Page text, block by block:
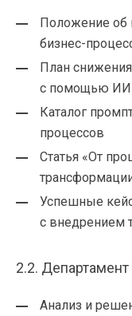
Положение об
бизнес-
План
с помощью ИИ
Каталог
процессов
Статья «От
Успешные
с внедрением
2.2.
Анализ и